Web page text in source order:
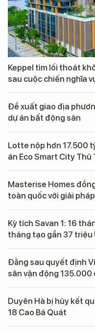
Keppel tìm lối thoát
sau cuộc chiến nghĩa
Đề xuất giao địa
dự án bất động sản
Lotte nộp hơn 17.500
án Eco Smart City Thủ
Masterise Homes
toàn quốc với giải
Kỳ tích Savan 1: 16
tháng tạo gần 37 triệu
Đằng sau quyết định
sân vận động 135.000
Duyên Hà bị hủy kết
18 Cao Bá Quát